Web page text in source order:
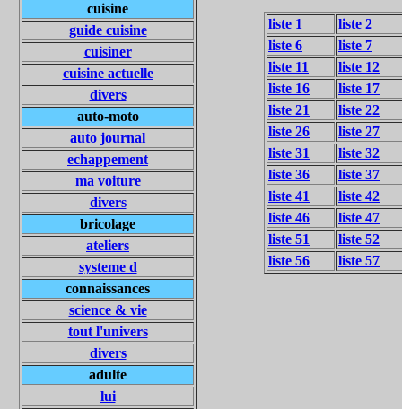
cuisine
guide cuisine
cuisiner
cuisine actuelle
divers
auto-moto
auto journal
echappement
ma voiture
divers
bricolage
ateliers
systeme d
connaissances
science & vie
tout l'univers
divers
adulte
lui
liste 1
liste 2
liste 6
liste 7
liste 11
liste 12
liste 16
liste 17
liste 21
liste 22
liste 26
liste 27
liste 31
liste 32
liste 36
liste 37
liste 41
liste 42
liste 46
liste 47
liste 51
liste 52
liste 56
liste 57